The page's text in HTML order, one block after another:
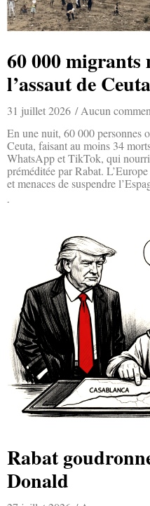
60 000 migrants
l’assaut de Ceuta
31 juillet 2026
Aucun
En une nuit, 60 000 personnes
Ceuta, faisant au moins 34
WhatsApp et TikTok, qui
préméditée par Rabat.
et menaces de suspendre
Rabat
Donald